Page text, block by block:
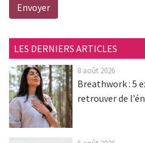
Envoyer
LES DERNIERS ARTICLES
8 août 2026
Breathwork : 5
retrouver de